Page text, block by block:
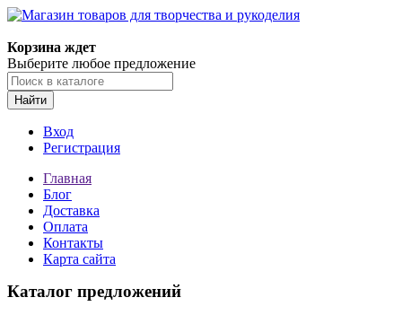
Корзина ждет
Выберите любое предложение
Найти
Вход
Регистрация
Главная
Блог
Доставка
Оплата
Контакты
Карта сайта
Каталог предложений